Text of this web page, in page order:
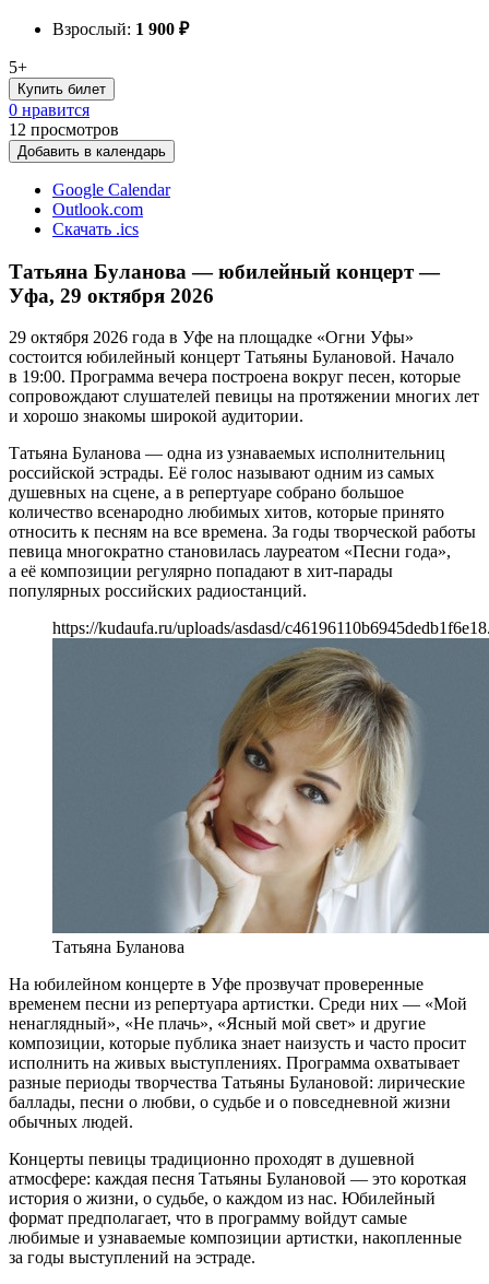
Взрослый: 1 900 ₽
5+
Купить билет
0 нравится
12 просмотров
Добавить в календарь
Google Calendar
Outlook.com
Скачать .ics
Татьяна Буланова — юбилейный концерт —
Уфа, 29 октября 2026
29 октября 2026 года в Уфе на площадке «Огни Уфы»
состоится юбилейный концерт Татьяны Булановой. Начало
в 19:00. Программа вечера построена вокруг песен, которые
сопровождают слушателей певицы на протяжении многих лет
и хорошо знакомы широкой аудитории.
Татьяна Буланова — одна из узнаваемых исполнительниц
российской эстрады. Её голос называют одним из самых
душевных на сцене, а в репертуаре собрано большое
количество всенародно любимых хитов, которые принято
относить к песням на все времена. За годы творческой работы
певица многократно становилась лауреатом «Песни года»,
а её композиции регулярно попадают в хит-парады
популярных российских радиостанций.
https://kudaufa.ru/uploads/asdasd/
Татьяна Буланова
На юбилейном концерте в Уфе прозвучат проверенные
временем песни из репертуара артистки. Среди них — «Мой
ненаглядный», «Не плачь», «Ясный мой свет» и другие
композиции, которые публика знает наизусть и часто просит
исполнить на живых выступлениях. Программа охватывает
разные периоды творчества Татьяны Булановой: лирические
баллады, песни о любви, о судьбе и о повседневной жизни
обычных людей.
Концерты певицы традиционно проходят в душевной
атмосфере: каждая песня Татьяны Булановой — это короткая
история о жизни, о судьбе, о каждом из нас. Юбилейный
формат предполагает, что в программу войдут самые
любимые и узнаваемые композиции артистки, накопленные
за годы выступлений на эстраде.